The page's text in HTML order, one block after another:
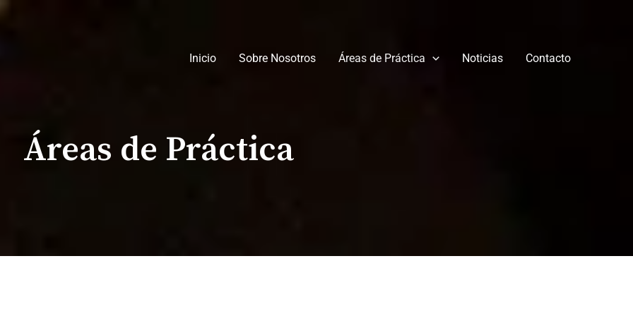
Inicio
Sobre Nosotros Áreas de Práctica Noticias Contacto
Áreas de Práctica